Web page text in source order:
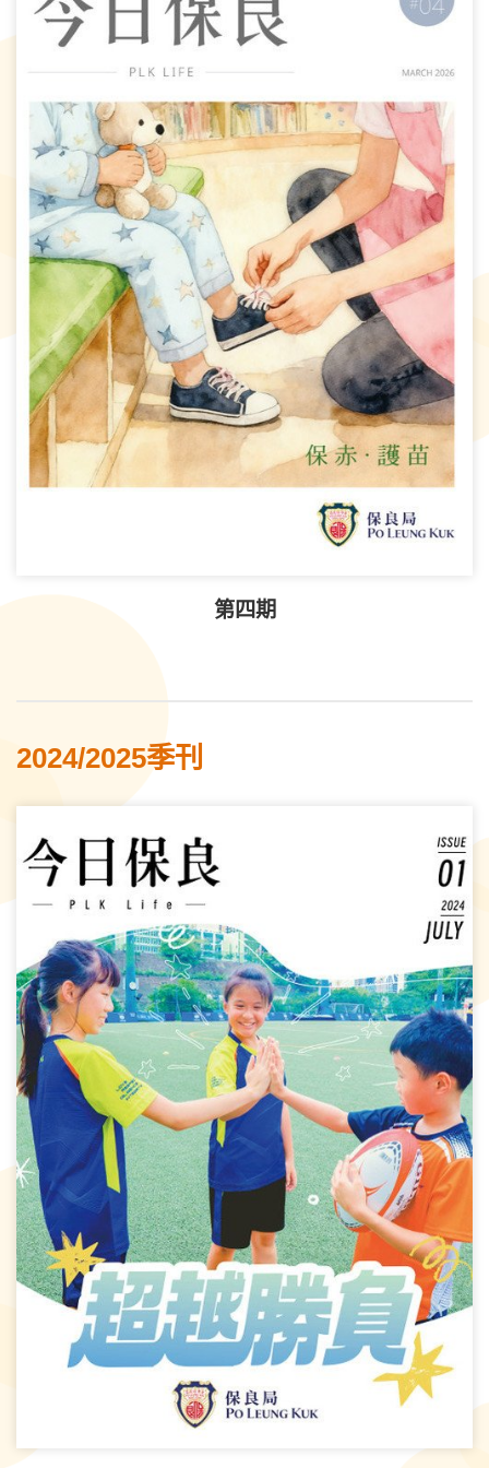
第四期
2024/2025季刊